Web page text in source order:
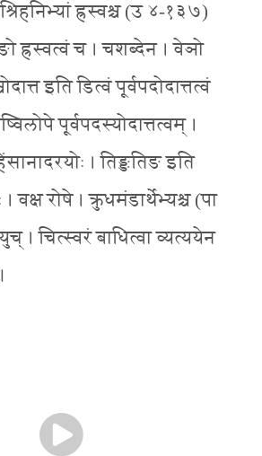
ह्रस्वश्च (उ ४-१३७)
ह्रस्वत्वं च । चशब्देन । वेञो
इति डित्वं पूर्वपदोदात्तत्वं
पूर्वपदस्योदात्तत्वम् ।
। तिङ्ङतिङ इति
। वक्ष रोषे । क्रुधमंडार्थेभ्यश्च (पा
। चित्स्वरं बाधित्वा व्यत्ययेन